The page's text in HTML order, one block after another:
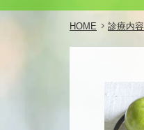
HOME 診療内容